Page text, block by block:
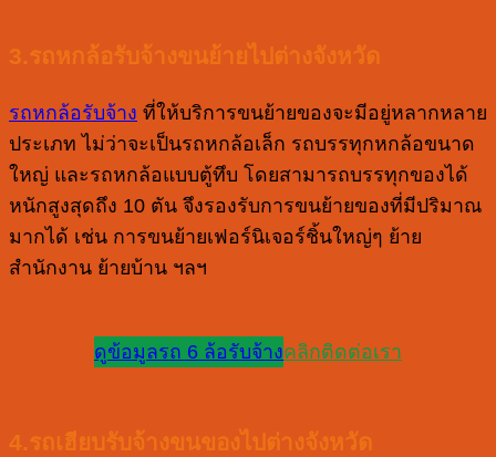
3.รถหกล้อรับจ้างขนย้ายไปต่างจังหวัด
รถหกล้อรับจ้าง ที่ให้บริการขนย้ายของจะมีอยู่หลากหลาย
ประเภท ไม่ว่าจะเป็นรถหกล้อเล็ก รถบรรทุกหกล้อขนาด
ใหญ่ และรถหกล้อแบบตู้ทึบ โดยสามารถบรรทุกของได้
หนักสูงสุดถึง 10 ตัน จึงรองรับการขนย้ายของที่มีปริมาณ
มากได้ เช่น การขนย้ายเฟอร์นิเจอร์ชิ้นใหญ่ๆ ย้าย
สำนักงาน ย้ายบ้าน ฯลฯ
ดูข้อมูลรถ 6 ล้อรับจ้างคลิกติดต่อเรา
4.รถเฮียบรับจ้างขนของไปต่างจังหวัด